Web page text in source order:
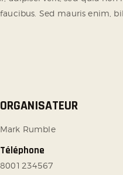
Sed mauris enim,
ORGANISATEUR
Mark Rumble
Téléphone
8001234567